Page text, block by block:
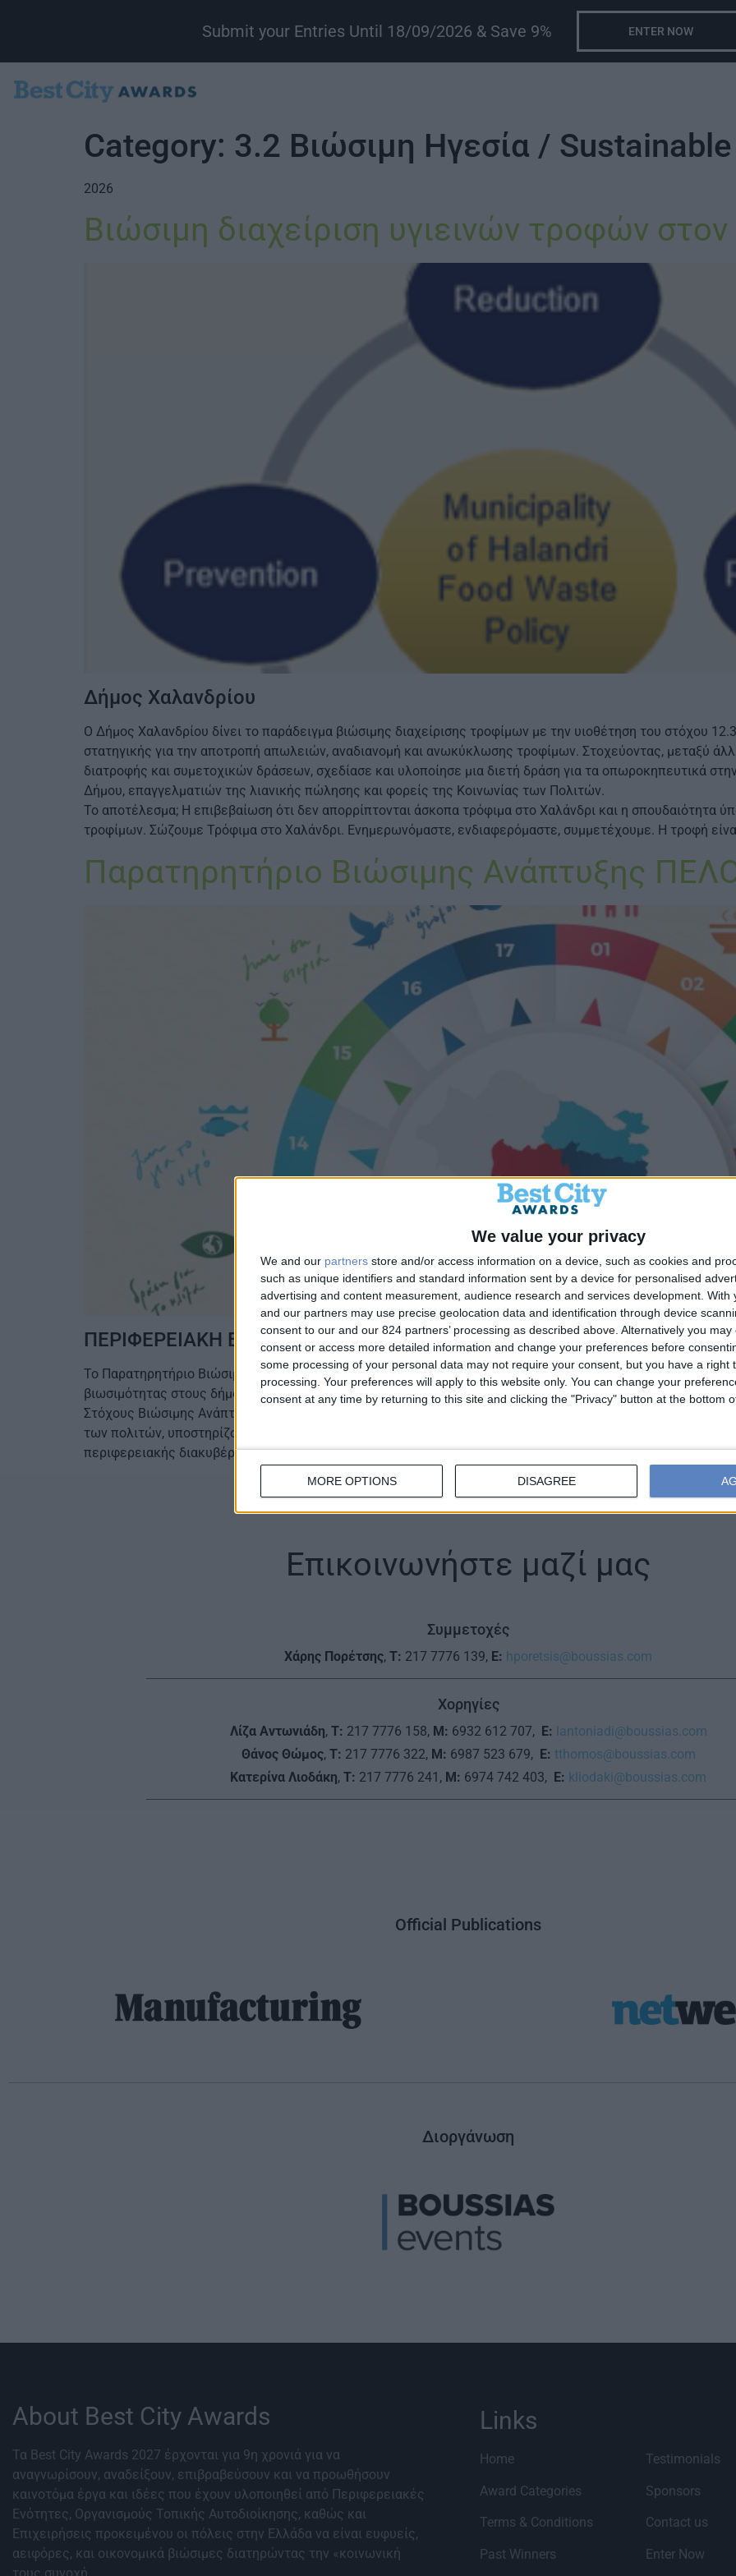
We value your privacy
We and our partners store and/or access information on a device, such as cookies and
such as unique identifiers and standard information sent by a device for personalised
advertising and content measurement, audience research and services development. With
and our partners may use precise geolocation data and identification through device
consent to our and our 824 partners’ processing as described above. Alternatively you
consent or access more detailed information and change your preferences before
some processing of your personal data may not require your consent, but you have a right
processing. Your preferences will apply to this website only. You can change your
consent at any time by returning to this site and clicking the "Privacy" button at the bottom
MORE OPTIONS DISAGREE
Submit your Entries Until 18/09/2026 & Save 9% ENTER NOW
Category: 3.2 Βιώσιμη Ηγεσία /
2026
Βιώσιμη διαχείριση υγιεινών τροφών
Δήμος Χαλανδρίου
Ο Δήμος Χαλανδρίου δίνει το παράδειγμα βιώσιμης διαχείρισης τροφίμων με την υιοθέτηση του στόχου
στατηγικής για την αποτροπή απωλειών, αναδιανομή και ανωκύκλωσης τροφίμων. Στοχεύοντας, μεταξύ
διατροφής και συμετοχικών δράσεων, σχεδίασε και υλοποίησε μια διετή δράση για τα οπωροκηπευτικά
Δήμου, επαγγελματιών της λιανικής πώλησης και φορείς της Κοινωνίας των Πολιτών.
Το αποτέλεσμα; H επιβεβαίωση ότι δεν απορρίπτονται άσκοπα τρόφιμα στο Χαλάνδρι και η
τροφίμων. Σώζουμε Τρόφιμα στο Χαλάνδρι. Ενημερωνόμαστε, ενδιαφερόμαστε, συμμετέχουμε. Η τροφή
Παρατηρητήριο Βιώσιμης Ανάπτυξης
ΠΕΡΙΦΕΡΕΙΑΚΗ ΕΝΩΣΗ ΠΕΛΟΠΟΝΝΗΣΟΥ( ΠΕΔ)
Το Παρατηρητήριο Βιώσιμης Ανάπτυξης της ΠΕΔ Πελοποννήσου αποτελεί ένα πρωτοποριακό εργαλείο
βιωσιμότητας στους δήμους της Περιφέρειας. Μέσω σύγχρονης ψηφιακής πλατφόρμας, συγκεντρώνει και
Στόχους Βιώσιμης Ανάπτυξης του ΟΗΕ, προσφέροντας δείκτες, χάρτες και εργαλεία τεκμηρίωσης.
των πολιτών, υποστηρίζοντας την τεκμηριωμένη λήψη αποφάσεων. Η πρωτοβουλία καθιστά την
περιφερειακής διακυβέρνησης, προωθώντας τη μετάβαση σε ένα πιο πράσινο και ανθεκτικό μέλλον.
Επικοινωνήστε μαζί μας
Συμμετοχές
Χάρης Πορέτσης, T: 217 7776 139, E: hporetsis@boussias.com
Χορηγίες
Λίζα Αντωνιάδη, Τ: 217 7776 158, M: 6932 612 707, E: lantoniadi@boussias.com
Θάνος Θώμος, Τ: 217 7776 322, M: 6987 523 679, E: tthomos@boussias.com
Κατερίνα Λιοδάκη, Τ: 217 7776 241, M: 6974 742 403, Ε: kliodaki@boussias.com
Official Publications
Διοργάνωση
About Best City Awards
Τα Best City Awards 2027 έρχονται για 9η χρονιά για να
αναγνωρίσουν, αναδείξουν, επιβραβεύσουν και να προωθήσουν
καινοτόμα έργα και ιδέες που έχουν υλοποιηθεί από Περιφερειακές
Ενότητες, Οργανισμούς Τοπικής Αυτοδιοίκησης, καθώς και
Επιχειρήσεις προκειμένου οι πόλεις στην Ελλάδα να είναι ευφυείς,
αειφόρες, και οικονομικά βιώσιμες διατηρώντας την «κοινωνική
Links
Home
Award Categories
Terms & Conditions
Past Winners
Testimonials
Sponsors
Contact us
Enter Now